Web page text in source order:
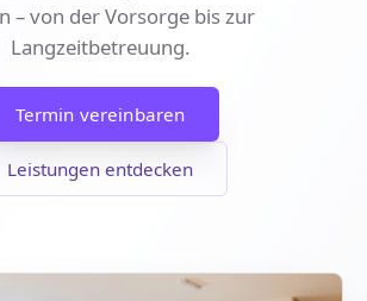
– von der Vorsorge bis zur
Langzeitbetreuung.
Termin vereinbaren
Leistungen entdecken